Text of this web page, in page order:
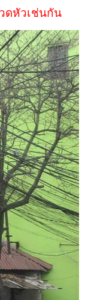
ดหัวเช่นกัน